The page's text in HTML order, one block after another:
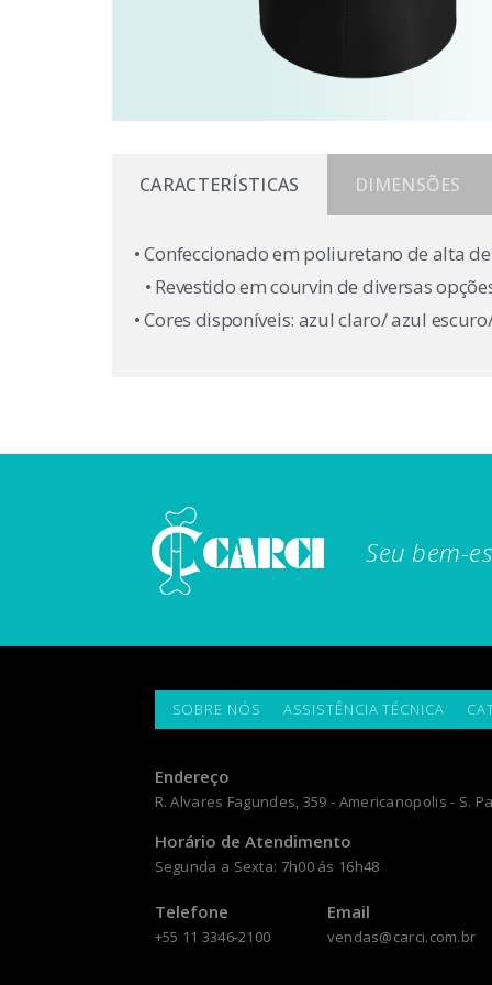
CARACTERÍSTICAS DIMENSÕES
• Confeccionado em poliuretano de alta
• Revestido em courvin de diversas
• Cores disponíveis: azul claro/ azul
Seu bem-
SOBRE NÓS ASSISTÊNCIA TÉCNICA
Endereço
R. Alvares Fagundes, 359 - Americanopolis - S.
Horário de Atendimento
Segunda a Sexta: 7h00 ás 16h48
Telefone
+55 11 3346-2100
Email
vendas@carci.com.br